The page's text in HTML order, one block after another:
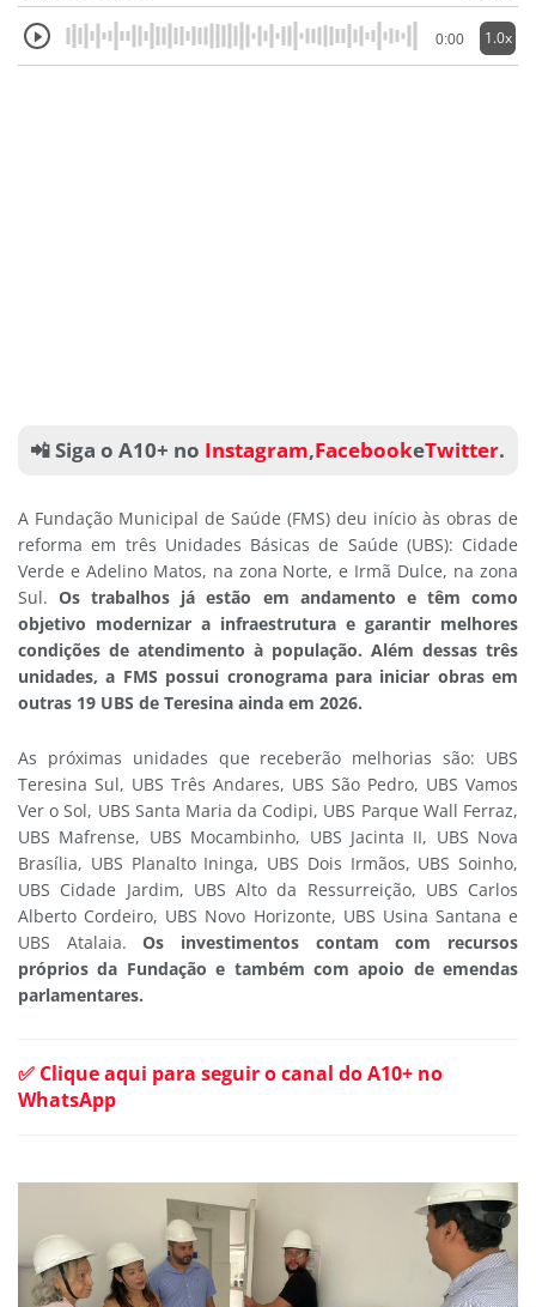
0:00 1.0x
📲 Siga o A10+ no Instagram,FacebookeTwitter.
A Fundação Municipal de Saúde (FMS) deu início às obras de
reforma em três Unidades Básicas de Saúde (UBS): Cidade
Verde e Adelino Matos, na zona Norte, e Irmã Dulce, na zona
Sul.Os trabalhos já estão em andamento e têm como
objetivo modernizar a infraestrutura e garantir melhores
condições de atendimento à população. Além dessas três
unidades, a FMS possui cronograma para iniciar obras em
outras 19 UBS de Teresina ainda em 2026.
As próximas unidades que receberão melhorias são: UBS
Teresina Sul, UBS Três Andares, UBS São Pedro, UBS Vamos
Ver o Sol, UBS Santa Maria da Codipi, UBS Parque Wall Ferraz,
UBS Mafrense, UBS Mocambinho, UBS Jacinta II, UBS Nova
Brasília, UBS Planalto Ininga, UBS Dois Irmãos, UBS Soinho,
UBS Cidade Jardim, UBS Alto da Ressurreição, UBS Carlos
Alberto Cordeiro, UBS Novo Horizonte, UBS Usina Santana e
UBS Atalaia.Os investimentos contam com recursos
próprios da Fundação e também com apoio de emendas
parlamentares.
✅ Clique aqui para seguir o canal do A10+ no
WhatsApp